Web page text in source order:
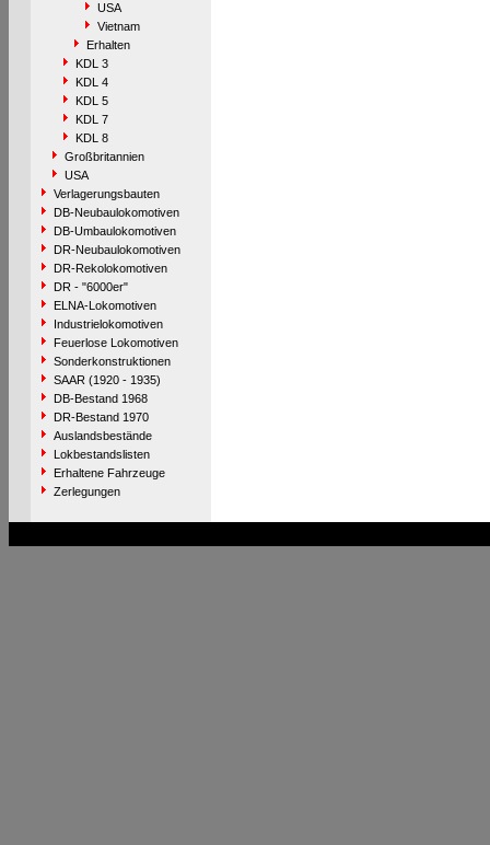
USA
Vietnam
Erhalten
KDL 3
KDL 4
KDL 5
KDL 7
KDL 8
Großbritannien
USA
Verlagerungsbauten
DB-Neubaulokomotiven
DB-Umbaulokomotiven
DR-Neubaulokomotiven
DR-Rekolokomotiven
DR - "6000er"
ELNA-Lokomotiven
Industrielokomotiven
Feuerlose Lokomotiven
Sonderkonstruktionen
SAAR (1920 - 1935)
DB-Bestand 1968
DR-Bestand 1970
Auslandsbestände
Lokbestandslisten
Erhaltene Fahrzeuge
Zerlegungen